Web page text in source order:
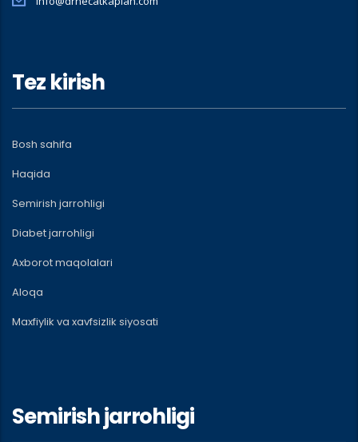
Tez kirish
Bosh sahifa
Haqida
Semirish jarrohligi
Diabet jarrohligi
Axborot maqolalari
Aloqa
Maxfiylik va xavfsizlik siyosati
Semirish jarrohligi